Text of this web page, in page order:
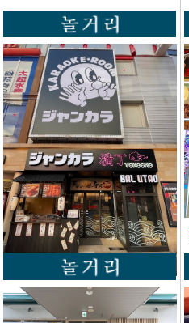
Jumbo Karaoke Hiroba
쟌카라는 이용요금에 무제한 음료 포